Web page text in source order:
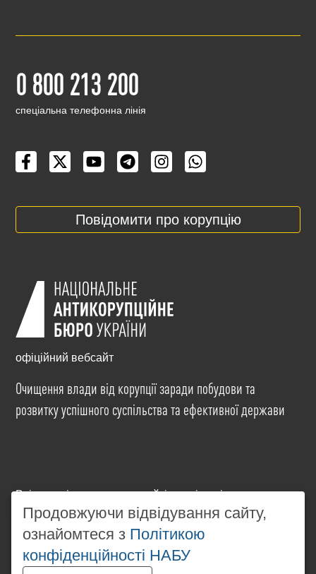
0 800 213 200
cпеціальна телефонна лінія
Повідомити про корупцію
офіційний вебсайт
Очищення влади від корупції заради побудови та
розвитку успішного суспільства та ефективної держави
Всі матеріали на цьому сайті розміщені на умовах
ліцензіїCreative Commons Attribution-NonCommercial-
NoDerivatives 4.0 International. Використання будь-
яких матеріалів, розміщених на сайті, дозволяється
за умови посилання наwww.nabu.gov.ua
Продовжуючи відвідування сайту,
ознайомтеся з Політикою
конфіденційності НАБУ